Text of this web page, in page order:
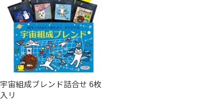
宇宙組成ブレンド詰合せ 6枚
入リ